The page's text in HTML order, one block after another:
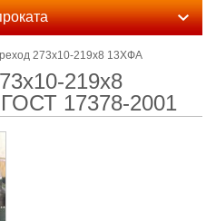
273х10-219х8 13ХФА
219х8
ГОСТ 17378-2001